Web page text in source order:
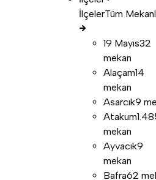
İlçelerTüm
19 Mayıs32
mekan
Alaçam14
mekan
Asarcık9
Atakum
mekan
Ayvacık9
mekan
Bafra62